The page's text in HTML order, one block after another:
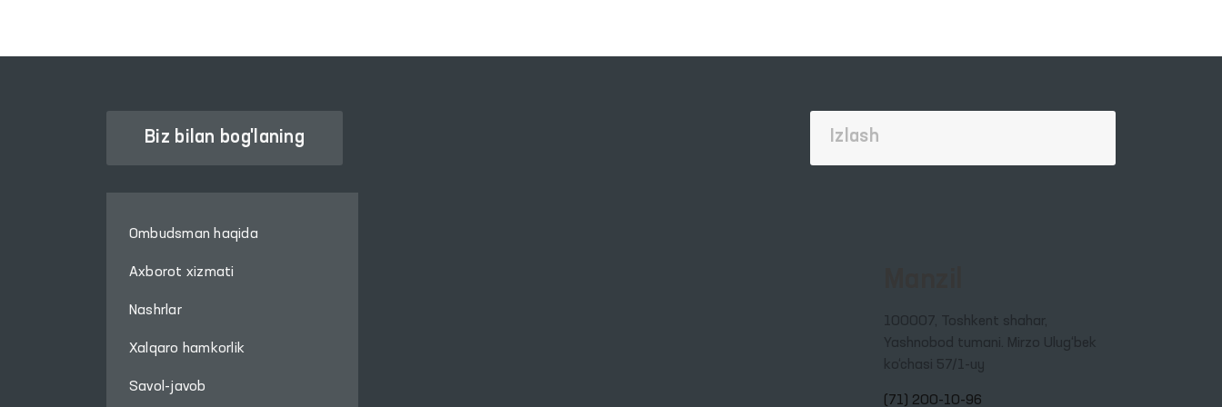
Biz bilan bog'laning
Ombudsman haqida
Axborot xizmati
Nashrlar
Xalqaro hamkorlik
Savol-javob
100007, Toshkent shahar,
Yashnobod tumani. Mirzo Ulug‘bek
ko‘chasi 57/1-uy
(71) 200-10-96